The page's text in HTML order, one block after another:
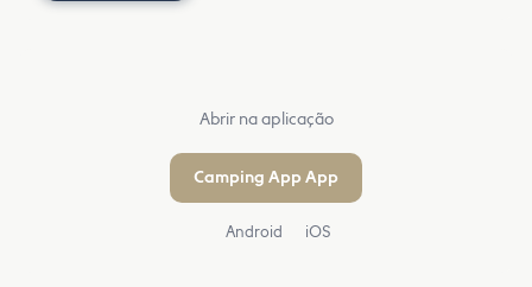
Abrir na aplicação
Camping App App
Android iOS